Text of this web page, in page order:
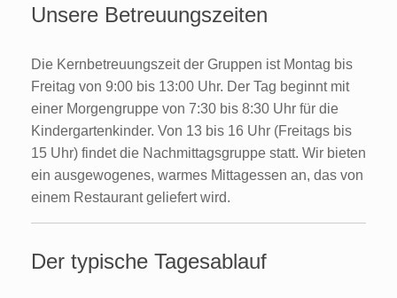
Unsere Betreuungszeiten
Die Kernbetreuungszeit der Gruppen ist Montag bis
Freitag von 9:00 bis 13:00 Uhr. Der Tag beginnt mit
einer Morgengruppe von 7:30 bis 8:30 Uhr für die
Kindergartenkinder. Von 13 bis 16 Uhr (Freitags bis
15 Uhr) findet die Nachmittagsgruppe statt. Wir bieten
ein ausgewogenes, warmes Mittagessen an, das von
einem Restaurant geliefert wird.
Der typische Tagesablauf